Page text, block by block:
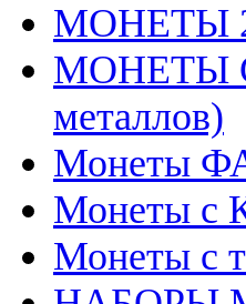
МОНЕТЫ 2
МОНЕТЫ
металлов)
Монеты
Монеты с
Монеты с